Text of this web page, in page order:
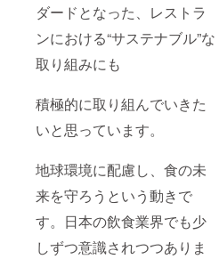
ダードとなった、レストラ
ンにおける“サステナブル”な
取り組みにも
積極的に取り組んでいきた
いと思っています。
地球環境に配慮し、食の未
来を守ろうという動きで
す。日本の飲食業界でも少
しずつ意識されつつありま